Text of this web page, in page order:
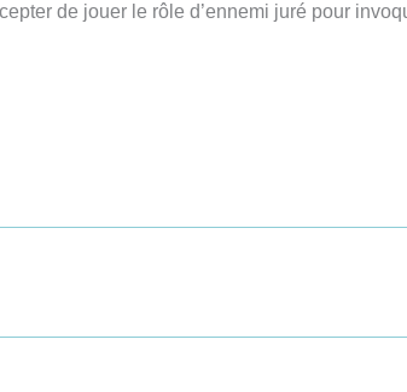
de jouer le rôle d’ennemi juré pour